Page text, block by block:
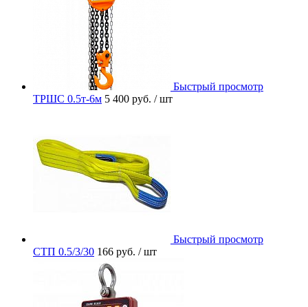
Быстрый просмотр
ТРШС 0.5т-6м 5 400 руб. / шт
Быстрый просмотр
СТП 0.5/3/30 166 руб. / шт